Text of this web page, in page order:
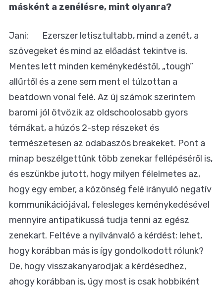
másként a zenélésre, mint olyanra?
Jani: Ezerszer letisztultabb, mind a zenét, a
szövegeket és mind az előadást tekintve is.
Mentes lett minden keménykedéstől, „tough”
allűrtől és a zene sem ment el túlzottan a
beatdown vonal felé. Az új számok szerintem
baromi jól ötvözik az oldschoolosabb gyors
témákat, a húzós 2-step részeket és
természetesen az odabaszós breakeket. Pont a
minap beszélgettünk több zenekar fellépéséről is,
és eszünkbe jutott, hogy milyen félelmetes az,
hogy egy ember, a közönség felé irányuló negatív
kommunikációjával, felesleges keménykedésével
mennyire antipatikussá tudja tenni az egész
zenekart. Feltéve a nyilvánvaló a kérdést: lehet,
hogy korábban más is így gondolkodott rólunk?
De, hogy visszakanyarodjak a kérdésedhez,
ahogy korábban is, úgy most is csak hobbiként